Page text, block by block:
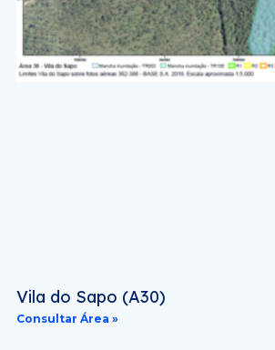
Vila do Sapo (A30)
Consultar Área »